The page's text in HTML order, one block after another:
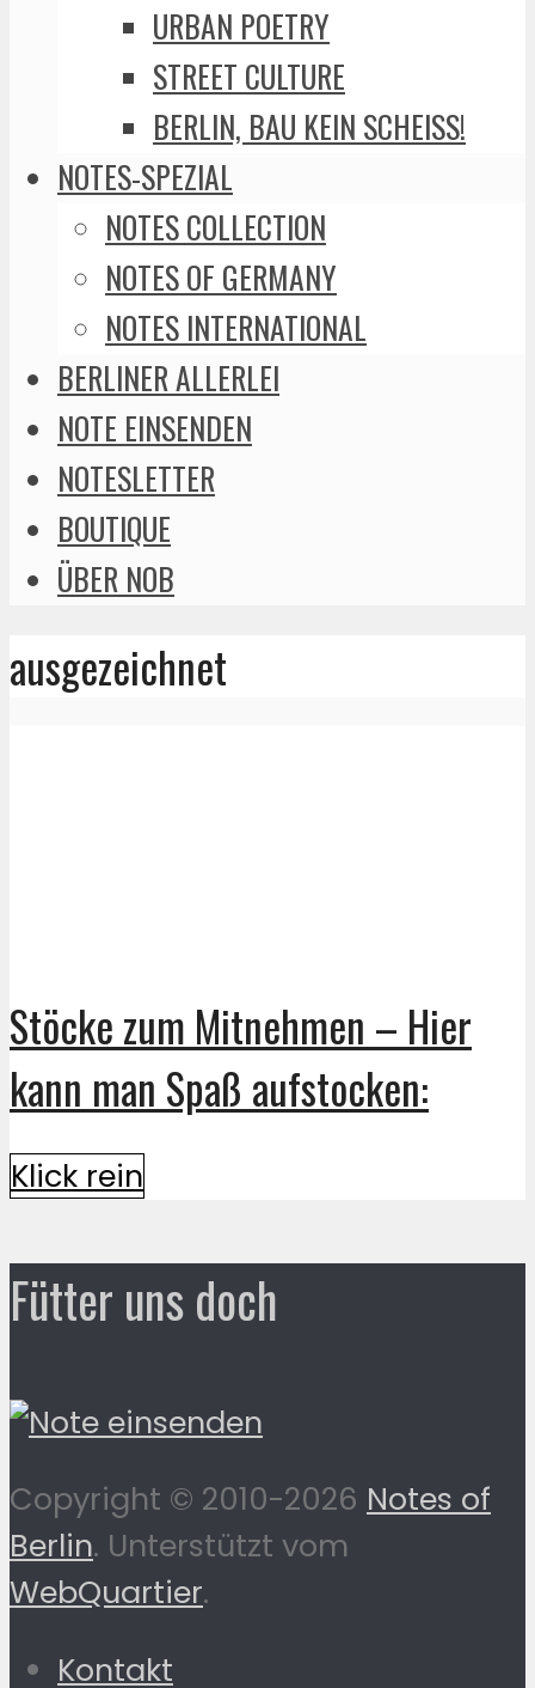
URBAN POETRY
STREET CULTURE
BERLIN, BAU KEIN SCHEISS!
NOTES-SPEZIAL
NOTES COLLECTION
NOTES OF GERMANY
NOTES INTERNATIONAL
BERLINER ALLERLEI
NOTE EINSENDEN
NOTESLETTER
BOUTIQUE
ÜBER NOB
ausgezeichnet
Stöcke zum Mitnehmen – Hier
kann man Spaß aufstocken:
Klick rein
Fütter uns doch
Copyright © 2010-2026 Notes of
Berlin. Unterstützt vom
WebQuartier.
Kontakt